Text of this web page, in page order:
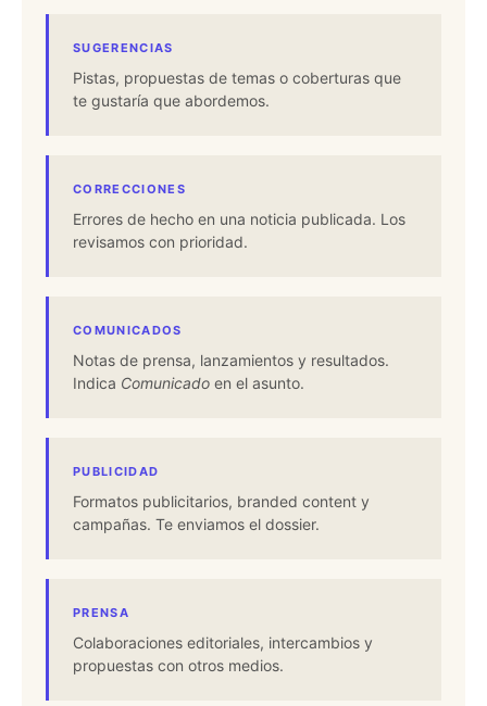
SUGERENCIAS
Pistas, propuestas de temas o coberturas que
te gustaría que abordemos.
CORRECCIONES
Errores de hecho en una noticia publicada. Los
revisamos con prioridad.
COMUNICADOS
Notas de prensa, lanzamientos y resultados.
Indica Comunicado en el asunto.
PUBLICIDAD
Formatos publicitarios, branded content y
campañas. Te enviamos el dossier.
PRENSA
Colaboraciones editoriales, intercambios y
propuestas con otros medios.